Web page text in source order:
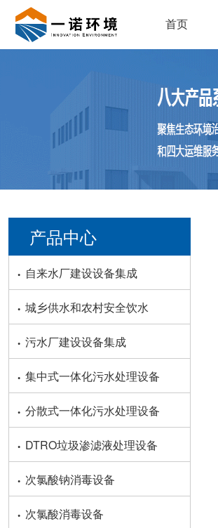
首页
产品中心
· 自来水厂建设设备集成
· 城乡供水和农村安全饮水
· 污水厂建设设备集成
· 集中式一体化污水处理设备
· 分散式一体化污水处理设备
· DTRO垃圾渗滤液处理设备
· 次氯酸钠消毒设备
· 次氯酸消毒设备